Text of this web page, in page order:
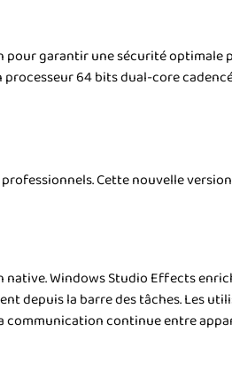
pour garantir une sécurité optimale
64 bits dual-core cadencé
Cette nouvelle version
native. Windows Studio Effects
depuis la barre des tâches. Les
communication continue entre